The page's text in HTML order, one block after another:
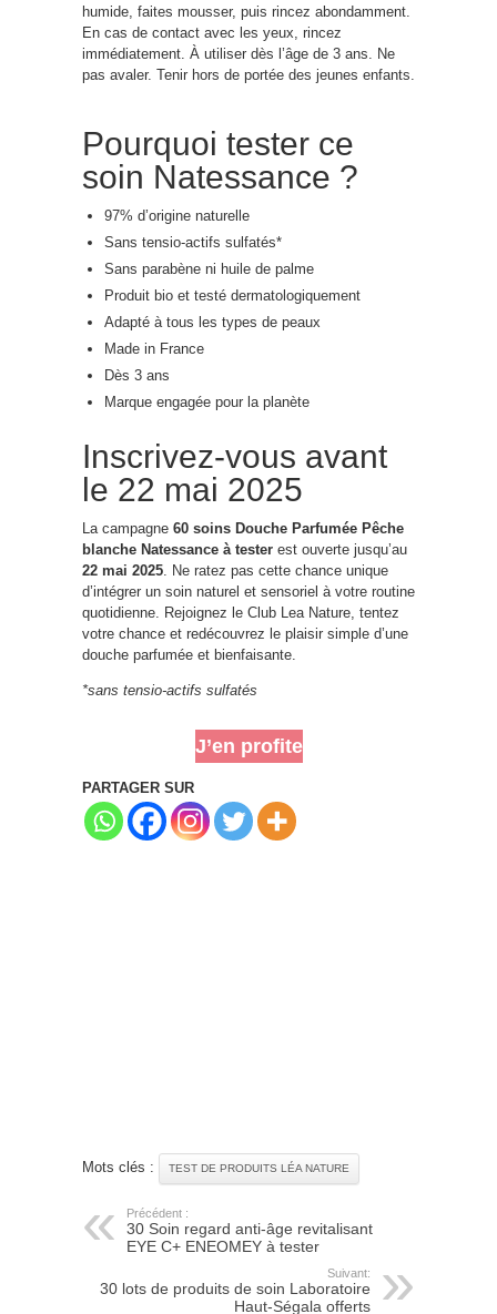
humide, faites mousser, puis rincez abondamment.
En cas de contact avec les yeux, rincez
immédiatement. À utiliser dès l’âge de 3 ans. Ne
pas avaler. Tenir hors de portée des jeunes enfants.
Pourquoi tester ce
soin Natessance ?
97% d’origine naturelle
Sans tensio-actifs sulfatés*
Sans parabène ni huile de palme
Produit bio et testé dermatologiquement
Adapté à tous les types de peaux
Made in France
Dès 3 ans
Marque engagée pour la planète
Inscrivez-vous avant
le 22 mai 2025
La campagne 60 soins Douche Parfumée Pêche
blanche Natessance à tester est ouverte jusqu’au
22 mai 2025 . Ne ratez pas cette chance unique
d’intégrer un soin naturel et sensoriel à votre routine
quotidienne. Rejoignez le Club Lea Nature, tentez
votre chance et redécouvrez le plaisir simple d’une
douche parfumée et bienfaisante.
*sans tensio-actifs sulfatés
J’en profite
PARTAGER SUR
Mots clés : TEST DE PRODUITS LÉA NATURE
Précédent :
30 Soin regard anti-âge revitalisant
EYE C+ ENEOMEY à tester
Suivant:
30 lots de produits de soin Laboratoire
Haut-Ségala offerts